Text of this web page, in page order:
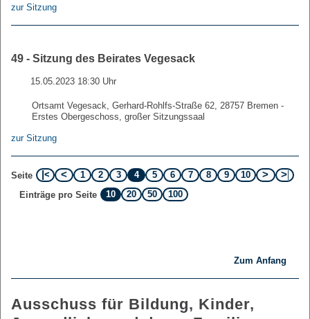
zur Sitzung
49 - Sitzung des Beirates Vegesack
15.05.2023 18:30 Uhr
Ortsamt Vegesack, Gerhard-Rohlfs-Straße 62, 28757 Bremen -
Erstes Obergeschoss, großer Sitzungssaal
zur Sitzung
Seite 1 2 3 4 5 6 7 8 9
10
Einträge pro Seite
10 20 50 100
Zum Anfang
Ausschuss für Bildung, Kinder,